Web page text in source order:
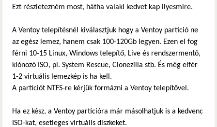
Ezt részletezném most, hátha valaki kedvet kap ilyesmire.
A Ventoy telepítésnél kiválasztjuk hogy a Ventoy partíció ne
az egész lemez, hanem csak 100-120Gb legyen. Ezen el fog
férni 10-15 Linux, Windows telepítő, Live és rendszermentő,
klónozó ISO, pl. System Rescue, Clonezilla stb. És még elfér
1-2 virtuális lemezkép is ha kell.
A partíciót NTFS-re kérjük formázni a Ventoy telepítővel.
Ha ez kész, a Ventoy partícióra már másolhatjuk is a kedvenc
ISO-kat, esetleges virtuális diszkeket.